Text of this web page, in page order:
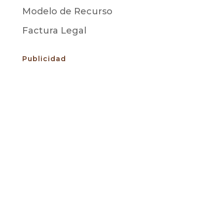
Modelo de Recurso
Factura Legal
Publicidad